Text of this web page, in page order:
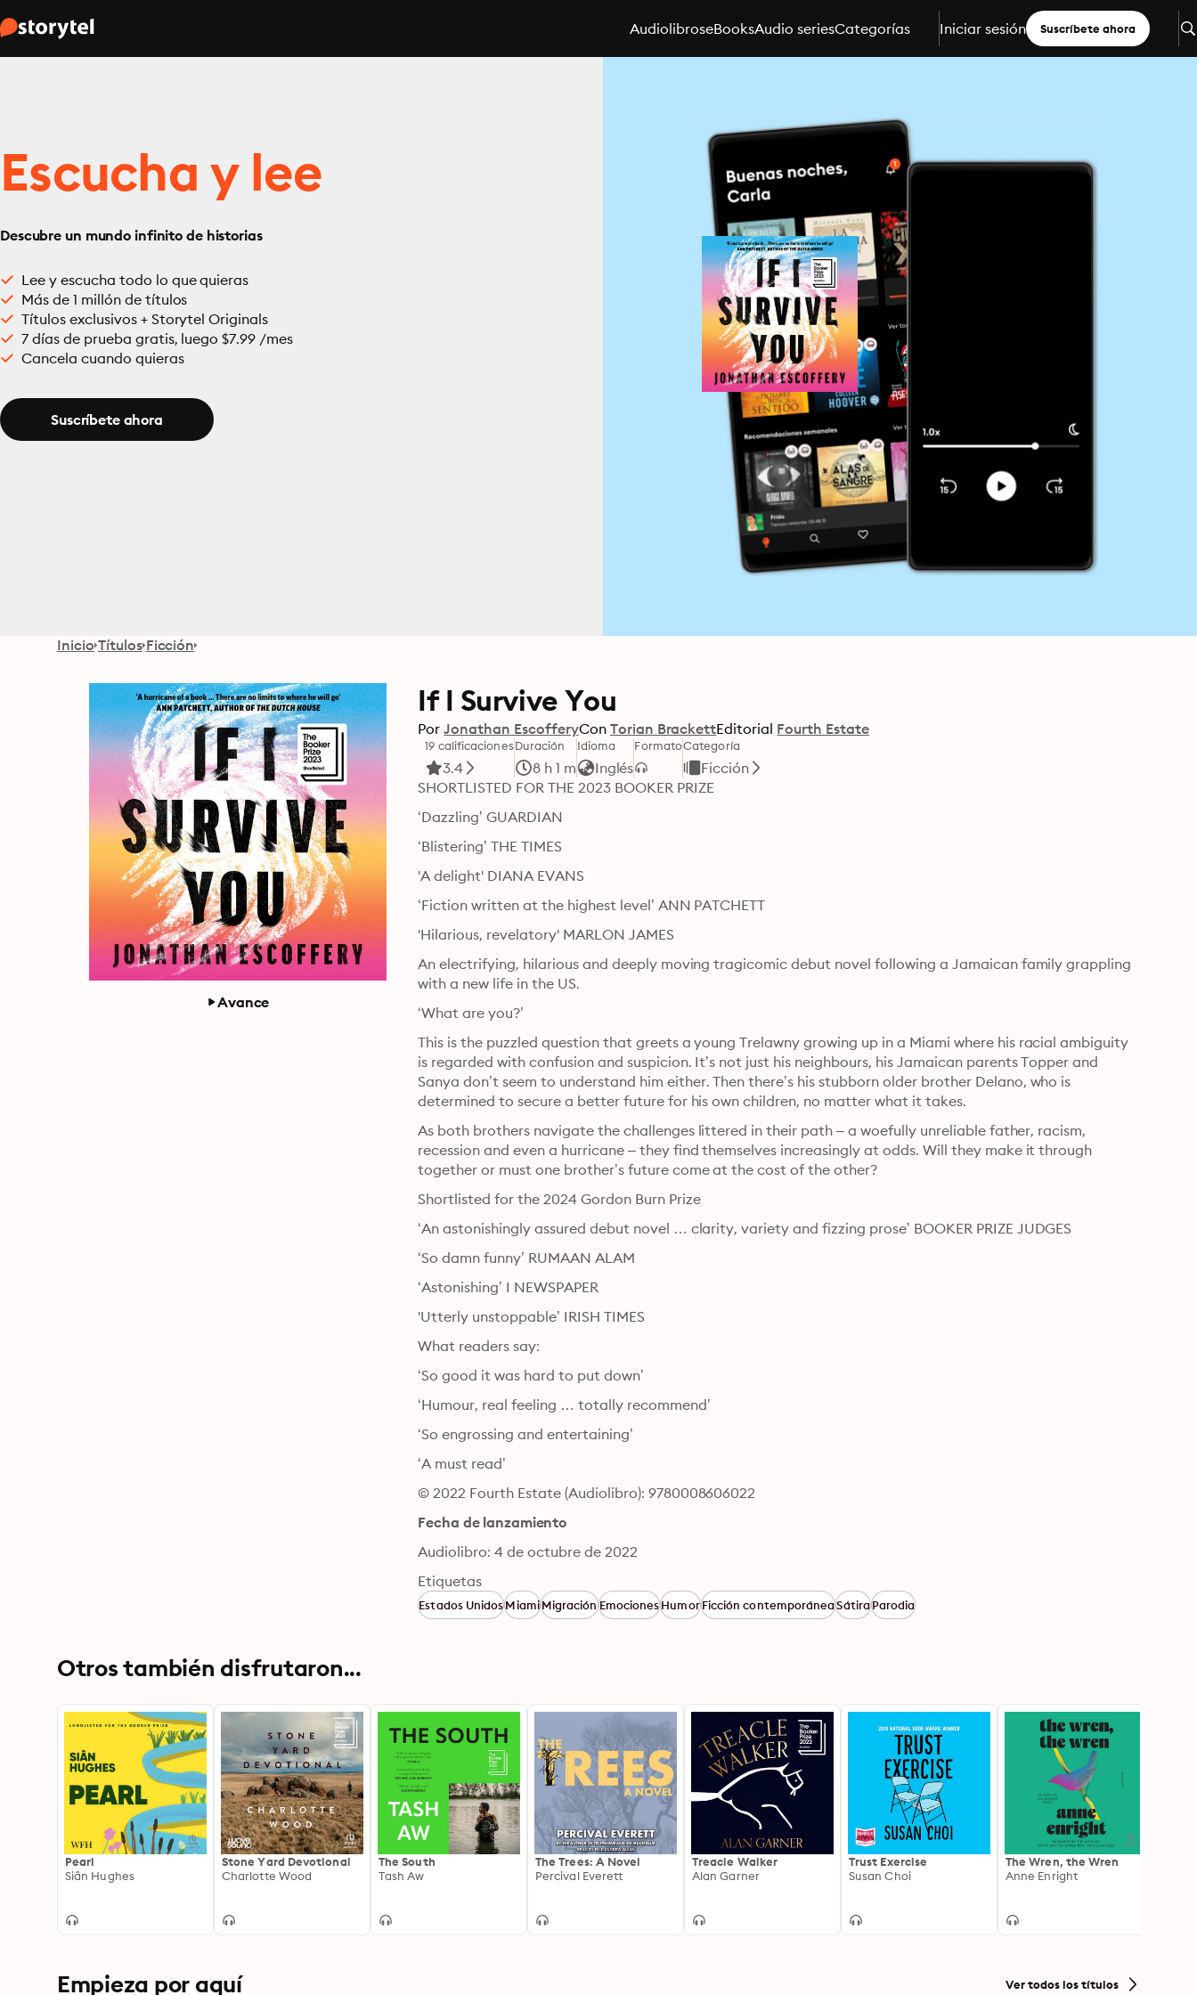
AudiolibroseBooksAudio seriesCategorías Iniciar sesión Suscríbete ahora
Escucha y lee
Descubre un mundo infinito de historias
Lee y escucha todo lo que quieras
Más de 1 millón de títulos
Títulos exclusivos + Storytel Originals
7 días de prueba gratis, luego $7.99 /mes
Cancela cuando quieras
Suscríbete ahora
Inicio Títulos Ficción
Avance
If I Survive You
Por Jonathan EscofferyCon Torian BrackettEditorial Fourth Estate
19 calificaciones
3.4
Duración
8 h 1 m
Idioma
Inglés
FormatoCategoría
Ficción
SHORTLISTED FOR THE 2023 BOOKER PRIZE
‘Dazzling’ GUARDIAN
‘Blistering’ THE TIMES
'A delight' DIANA EVANS
‘Fiction written at the highest level’ ANN PATCHETT
'Hilarious, revelatory' MARLON JAMES
An electrifying, hilarious and deeply moving tragicomic debut novel following a Jamaican family grappling
with a new life in the US.
‘What are you?’
This is the puzzled question that greets a young Trelawny growing up in a Miami where his racial ambiguity
is regarded with confusion and suspicion. It’s not just his neighbours, his Jamaican parents Topper and
Sanya don’t seem to understand him either. Then there’s his stubborn older brother Delano, who is
determined to secure a better future for his own children, no matter what it takes.
As both brothers navigate the challenges littered in their path – a woefully unreliable father, racism,
recession and even a hurricane – they find themselves increasingly at odds. Will they make it through
together or must one brother’s future come at the cost of the other?
Shortlisted for the 2024 Gordon Burn Prize
‘An astonishingly assured debut novel … clarity, variety and fizzing prose’ BOOKER PRIZE JUDGES
‘So damn funny’ RUMAAN ALAM
‘Astonishing’ I NEWSPAPER
'Utterly unstoppable’ IRISH TIMES
What readers say:
‘So good it was hard to put down’
‘Humour, real feeling … totally recommend’
‘So engrossing and entertaining’
‘A must read’
© 2022 Fourth Estate (Audiolibro): 9780008606022
Fecha de lanzamiento
Audiolibro: 4 de octubre de 2022
Etiquetas
Estados UnidosMiamiMigraciónEmocionesHumorFicción contemporáneaSátiraParodia
Otros también disfrutaron...
Pearl
Siân Hughes
Stone Yard Devotional
Charlotte Wood
The South
Tash Aw
The Trees: A Novel
Percival Everett
Treacle Walker
Alan Garner
Trust Exercise
Susan Choi
The Wren, the Wren
Anne Enright
Empieza por aquí Ver todos los títulos